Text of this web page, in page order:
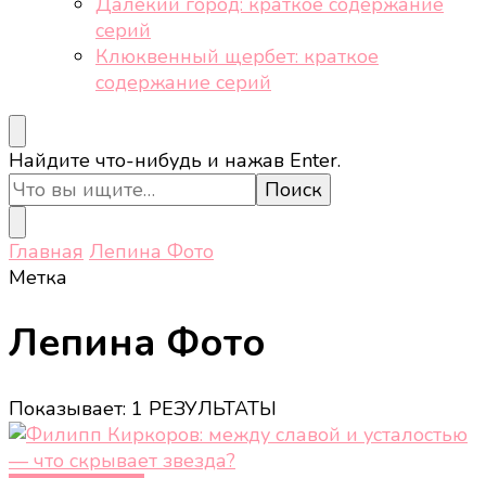
серий
Клюквенный щербет: краткое
содержание серий
Ищите
что-
то?
Найдите что-нибудь и нажав Enter.
Главная Лепина Фото
Метка
Лепина Фото
Показывает: 1 РЕЗУЛЬТАТЫ